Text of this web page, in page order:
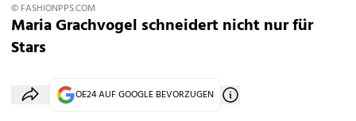
© FASHIONPPS.COM
Maria Grachvogel schneidert nicht nur für
Stars
OE24 AUF GOOGLE BEVORZUGEN